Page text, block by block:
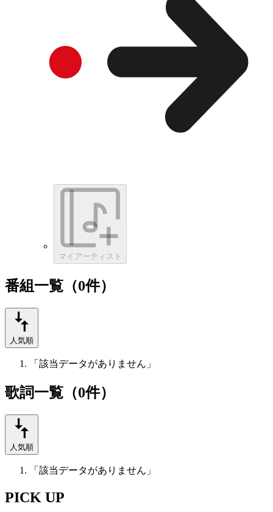
マイアーティスト
番組一覧（0件）
人気順
「該当データがありません」
歌詞一覧（0件）
人気順
「該当データがありません」
PICK UP